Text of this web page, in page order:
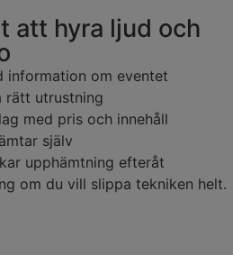
att hyra ljud och
information om eventet
rätt utrustning
med pris och innehåll
själv
upphämtning efteråt
om du vill slippa tekniken helt.